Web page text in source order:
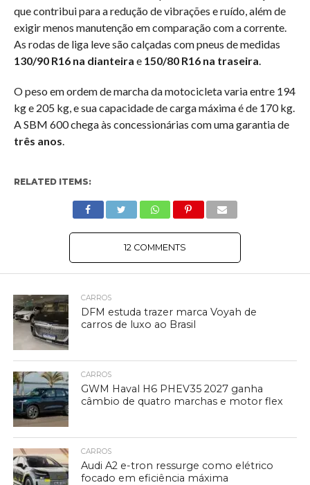
que contribui para a redução de vibrações e ruído, além de
exigir menos manutenção em comparação com a corrente.
As rodas de liga leve são calçadas com pneus de medidas
130/90 R16 na dianteira e 150/80 R16 na traseira.
O peso em ordem de marcha da motocicleta varia entre 194
kg e 205 kg, e sua capacidade de carga máxima é de 170 kg.
A SBM 600 chega às concessionárias com uma garantia de
três anos.
RELATED ITEMS:
12 COMMENTS
CARROS
DFM estuda trazer marca Voyah de
carros de luxo ao Brasil
CARROS
GWM Haval H6 PHEV35 2027 ganha
câmbio de quatro marchas e motor flex
CARROS
Audi A2 e-tron ressurge como elétrico
focado em eficiência máxima